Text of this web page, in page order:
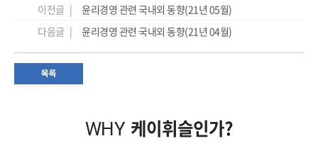
이전글 |
윤리경영 관련 국내외 동향(21년 05월)
다음글 |
윤리경영 관련 국내외 동향(21년 04월)
WHY 케이휘슬인가?